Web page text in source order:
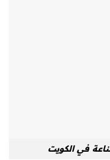
في الكويت